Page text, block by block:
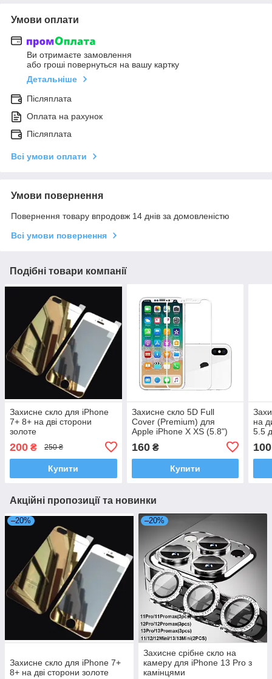
Умови оплати
Ви отримаєте замовлення
або гроші повернуться на вашу картку
Детальніше
Післяплата
Оплата на рахунок
Післяплата
Всі умови оплати
Умови повернення
Повернення товару впродовж 14 днів за домовленістю
Всі умови повернення
Подібні товари компанії
Захисне скло для iPhone
7+ 8+ на дві сторони
золоте
200 ₴ 250 ₴
Купити
Захисне скло 5D Full
Cover (Premium) для
Apple iPhone X XS (5.8")
160₴
Купити
на
5.5
100
Акційні пропозиції та новинки
–20%
Захисне скло для iPhone 7+
8+ на дві сторони золоте
–20%
Захисне срібне скло на
камеру для iPhone 13 Pro з
камінцями